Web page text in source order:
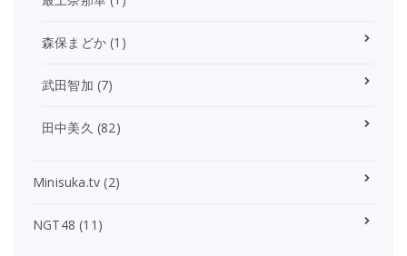
森保まどか (1)
武田智加 (7)
田中美久 (82)
Minisuka.tv (2)
NGT48 (11)